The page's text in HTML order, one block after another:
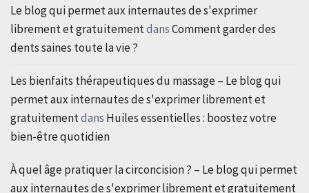
Le blog qui permet aux internautes de s'exprimer
librement et gratuitementdansComment garder des
dents saines toute la vie ?
Les bienfaits thérapeutiques du massage – Le blog qui
permet aux internautes de s'exprimer librement et
gratuitementdans Huiles essentielles : boostez votre
bien-être quotidien
À quel âge pratiquer la circoncision ? – Le blog qui permet
aux internautes de s'exprimer librement et gratuitement